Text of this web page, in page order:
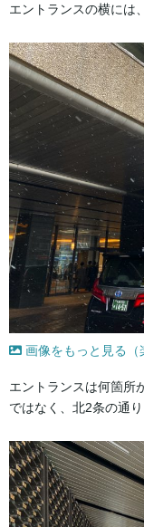
エントランスの横には
画像をもっと見る（
エントランスは何箇所
ではなく、北2条の通